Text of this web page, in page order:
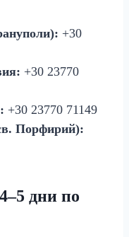
+30
+30 23770
+30 23770 71149
Порфирий):
дни по